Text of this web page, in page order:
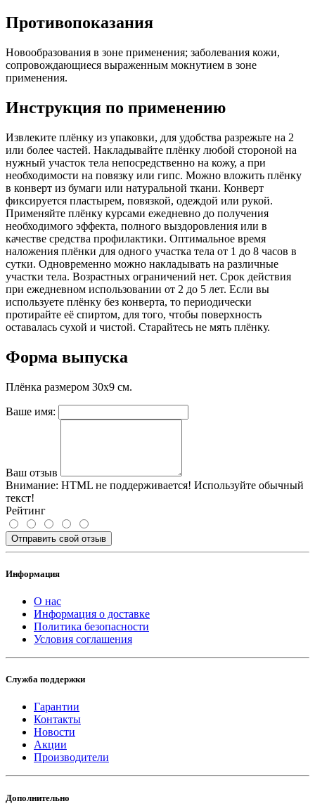
Противопоказания
Новообразования в зоне применения; заболевания кожи,
сопровождающиеся выраженным мокнутием в зоне
применения.
Инструкция по применению
Извлеките плёнку из упаковки, для удобства разрежьте на 2
или более частей. Накладывайте плёнку любой стороной на
нужный участок тела непосредственно на кожу, а при
необходимости на повязку или гипс. Можно вложить плёнку
в конверт из бумаги или натуральной ткани. Конверт
фиксируется пластырем, повязкой, одеждой или рукой.
Применяйте плёнку курсами ежедневно до получения
необходимого эффекта, полного выздоровления или в
качестве средства профилактики. Оптимальное время
наложения плёнки для одного участка тела от 1 до 8 часов в
сутки. Одновременно можно накладывать на различные
участки тела. Возрастных ограничений нет. Срок действия
при ежедневном использовании от 2 до 5 лет. Если вы
используете плёнку без конверта, то периодически
протирайте её спиртом, для того, чтобы поверхность
оставалась сухой и чистой. Старайтесь не мять плёнку.
Форма выпуска
Плёнка размером 30х9 см.
Ваше имя:
Ваш отзыв
Внимание: HTML не поддерживается! Используйте обычный
текст!
Рейтинг
Отправить свой отзыв
Информация
О нас
Информация о доставке
Политика безопасности
Условия соглашения
Служба поддержки
Гарантии
Контакты
Новости
Акции
Производители
Дополнительно